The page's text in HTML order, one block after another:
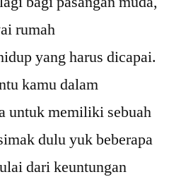
rumah
yang harus dicapai.
kamu dalam
untuk memiliki sebuah
dulu yuk beberapa
dari keuntungan